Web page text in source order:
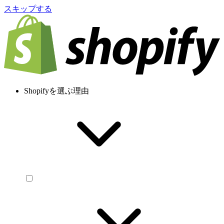
スキップする
Shopifyを選ぶ理由